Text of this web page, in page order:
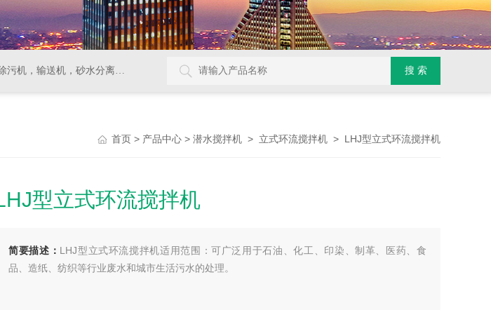
，砂水分离器等水处理设备
首页 > 产品中心 > 潜水搅拌机 > 立式环流搅拌机 > LHJ型立式环流搅拌机
型立式环流搅拌机
简要描述： LHJ型立式环流搅拌机适用范围：可广泛用于石油、化工、印染、制革、医药、食
品、造纸、纺织等行业废水和城市生活污水的处理。